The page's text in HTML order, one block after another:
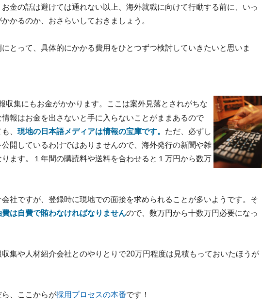
お金の話は避けては通れない以上、海外就職に向けて行動する前に、いっ
かるのか、おさらいしておきましょう。
とって、具体的にかかる費用をひとつずつ検討していきたいと思いま
収集にもお金がかかります。ここは案外見落とされがちな
報はお金を出さないと手に入らないことがままあるので
、 現地の日本語メディアは情報の宝庫です。 ただ、必ずし
開しているわけではありませんので、海外発行の新聞や雑
ます。１年間の購読料や送料を合わせると１万円から数万
社ですが、登録時に現地での面接を求められることが多いようです。そ
は自費で賄わなければなりませんので、数万円から十数万円必要になっ
集や人材紹介会社とのやりとりで20万円程度は見積もっておいたほうが
、ここからが採用プロセスの本番です！